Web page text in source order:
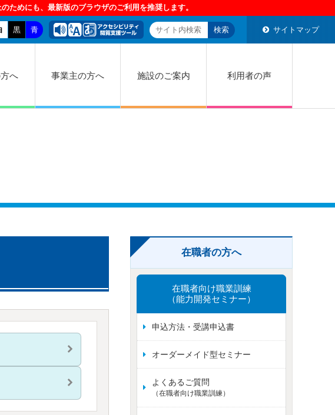
黒 青 サイトマップ
へ 事業主の方へ 施設のご案内 利用者の声
在職者の方へ
在職者向け職業訓練
（能力開発セミナー）
申込方法・受講申込書
オーダーメイド型セミナー
よくあるご質問
（在職者向け職業訓練）